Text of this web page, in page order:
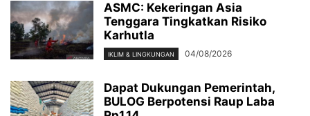
ASMC: Kekeringan Asia
Tenggara Tingkatkan Risiko
Karhutla
IKLIM & LINGKUNGAN 04/08/2026
Dapat Dukungan Pemerintah,
BULOG Berpotensi Raup Laba